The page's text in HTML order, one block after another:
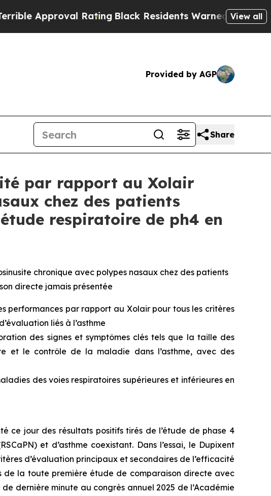
RatingBlack Residents Warned of Abusive Cops for
View all
Provided by AGP
Share
par rapport au Xolair
chez des patients
respiratoire de ph4 en
chronique avec polypes nasaux chez des patients
directe jamais présentée
performances par rapport au Xolair pour tous les critères
liés à l’asthme
des signes et symptômes clés tels que la taille des
et le contrôle de la maladie dans l’asthme, avec des
des voies respiratoires supérieures et inférieures en
ce jour des résultats positifs tirés de l’étude de phase 4
et d’asthme coexistant. Dans l’essai, le Dupixent
d’évaluation principaux et secondaires de l’efficacité
de la toute première étude de comparaison directe avec
dernière minute au congrès annuel 2025 de l’Académie